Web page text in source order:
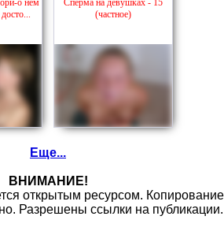
о нем
Сперма на девушках - 15
(частное)
Еще...
ВНИМАНИЕ!
открытым ресурсом. Копирование
Разрешены ссылки на публикации.